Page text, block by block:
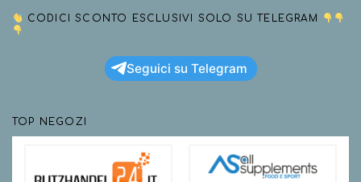
CODICI SCONTO ESCLUSIVI SOLO SU TELEGRAM
Seguici su Telegram
TOP NEGOZI